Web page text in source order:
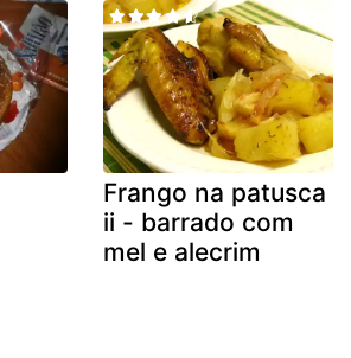
Frango na patusca
ii - barrado com
mel e alecrim